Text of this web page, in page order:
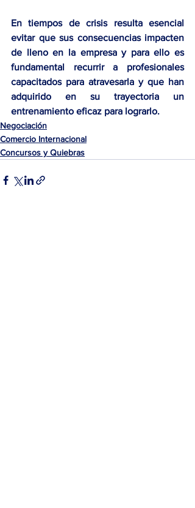
En tiempos de crisis resulta esencial
evitar que sus consecuencias impacten
de lleno en la empresa y para ello es
fundamental recurrir a profesionales
capacitados para atravesarla y que han
adquirido en su trayectoria un
entrenamiento eficaz para lograrlo.
Negociación
Comercio Internacional
Concursos y Quiebras